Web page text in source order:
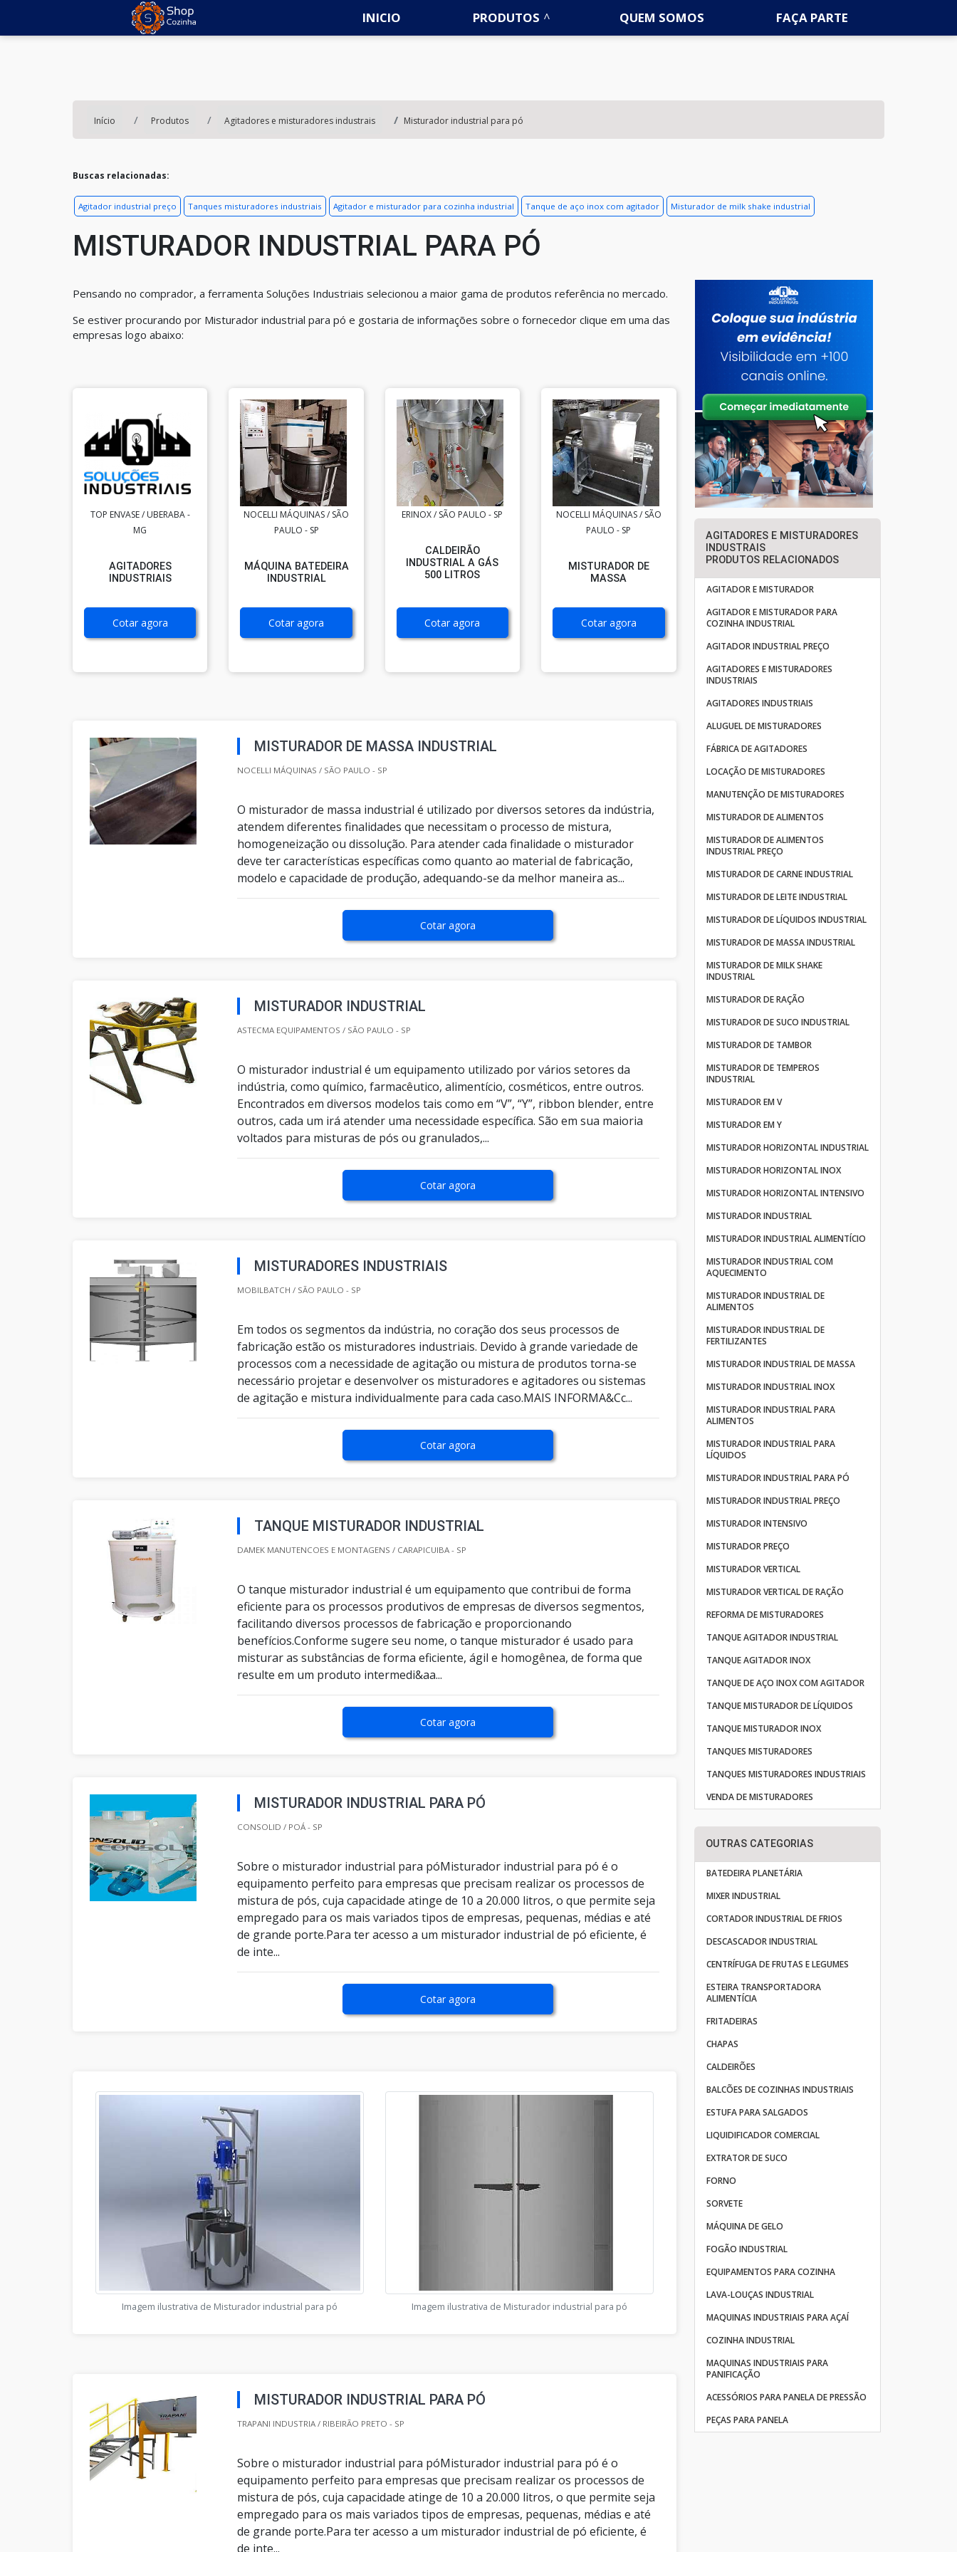
INICIO PRODUTOS QUEM SOMOS FAÇA PARTE
Início Produtos Agitadores e misturadores industrais Misturador industrial para pó
Buscas relacionadas:
Agitador industrial preço Tanques misturadores industriais Agitador e misturador para cozinha industrial Tanque de aço inox com agitador Misturador de milk shake industrial
MISTURADOR INDUSTRIAL PARA PÓ
Pensando no comprador, a ferramenta Soluções Industriais selecionou a maior gama de produtos referência no mercado.
Se estiver procurando por Misturador industrial para pó e gostaria de informações sobre o fornecedor clique em uma das
empresas logo abaixo:
TOP ENVASE / UBERABA -
MG
AGITADORES
INDUSTRIAIS
Cotar agora
NOCELLI MÁQUINAS / SÃO
PAULO - SP
MÁQUINA BATEDEIRA
INDUSTRIAL
Cotar agora
ERINOX / SÃO PAULO - SP
CALDEIRÃO
INDUSTRIAL A GÁS
500 LITROS
Cotar agora
NOCELLI MÁQUINAS / SÃO
PAULO - SP
MISTURADOR DE
MASSA
Cotar agora
MISTURADOR DE MASSA INDUSTRIAL
NOCELLI MÁQUINAS / SÃO PAULO - SP
O misturador de massa industrial é utilizado por diversos setores da indústria,
atendem diferentes finalidades que necessitam o processo de mistura,
homogeneização ou dissolução. Para atender cada finalidade o misturador
deve ter características específicas como quanto ao material de fabricação,
modelo e capacidade de produção, adequando-se da melhor maneira as...
Cotar agora
MISTURADOR INDUSTRIAL
ASTECMA EQUIPAMENTOS / SÃO PAULO - SP
O misturador industrial é um equipamento utilizado por vários setores da
indústria, como químico, farmacêutico, alimentício, cosméticos, entre outros.
Encontrados em diversos modelos tais como em “V”, “Y”, ribbon blender, entre
outros, cada um irá atender uma necessidade específica. São em sua maioria
voltados para misturas de pós ou granulados,...
Cotar agora
MISTURADORES INDUSTRIAIS
MOBILBATCH / SÃO PAULO - SP
Em todos os segmentos da indústria, no coração dos seus processos de
fabricação estão os misturadores industriais. Devido à grande variedade de
processos com a necessidade de agitação ou mistura de produtos torna-se
necessário projetar e desenvolver os misturadores e agitadores ou sistemas
de agitação e mistura individualmente para cada caso.MAIS INFORMA&Cc...
Cotar agora
TANQUE MISTURADOR INDUSTRIAL
DAMEK MANUTENCOES E MONTAGENS / CARAPICUIBA - SP
O tanque misturador industrial é um equipamento que contribui de forma
eficiente para os processos produtivos de empresas de diversos segmentos,
facilitando diversos processos de fabricação e proporcionando
benefícios.Conforme sugere seu nome, o tanque misturador é usado para
misturar as substâncias de forma eficiente, ágil e homogênea, de forma que
resulte em um produto intermedi&aa...
Cotar agora
MISTURADOR INDUSTRIAL PARA PÓ
CONSOLID / POÁ - SP
Sobre o misturador industrial para póMisturador industrial para pó é o
equipamento perfeito para empresas que precisam realizar os processos de
mistura de pós, cuja capacidade atinge de 10 a 20.000 litros, o que permite seja
empregado para os mais variados tipos de empresas, pequenas, médias e até
de grande porte.Para ter acesso a um misturador industrial de pó eficiente, é
de inte...
Cotar agora
Imagem ilustrativa de Misturador industrial para pó Imagem ilustrativa de Misturador industrial para pó
MISTURADOR INDUSTRIAL PARA PÓ
TRAPANI INDUSTRIA / RIBEIRÃO PRETO - SP
Sobre o misturador industrial para póMisturador industrial para pó é o
equipamento perfeito para empresas que precisam realizar os processos de
mistura de pós, cuja capacidade atinge de 10 a 20.000 litros, o que permite seja
empregado para os mais variados tipos de empresas, pequenas, médias e até
de grande porte.Para ter acesso a um misturador industrial de pó eficiente, é
de inte...
AGITADORES E MISTURADORES
INDUSTRAIS
PRODUTOS RELACIONADOS
AGITADOR E MISTURADOR
AGITADOR E MISTURADOR PARA
COZINHA INDUSTRIAL
AGITADOR INDUSTRIAL PREÇO
AGITADORES E MISTURADORES
INDUSTRIAIS
AGITADORES INDUSTRIAIS
ALUGUEL DE MISTURADORES
FÁBRICA DE AGITADORES
LOCAÇÃO DE MISTURADORES
MANUTENÇÃO DE MISTURADORES
MISTURADOR DE ALIMENTOS
MISTURADOR DE ALIMENTOS
INDUSTRIAL PREÇO
MISTURADOR DE CARNE INDUSTRIAL
MISTURADOR DE LEITE INDUSTRIAL
MISTURADOR DE LÍQUIDOS INDUSTRIAL
MISTURADOR DE MASSA INDUSTRIAL
MISTURADOR DE MILK SHAKE
INDUSTRIAL
MISTURADOR DE RAÇÃO
MISTURADOR DE SUCO INDUSTRIAL
MISTURADOR DE TAMBOR
MISTURADOR DE TEMPEROS
INDUSTRIAL
MISTURADOR EM V
MISTURADOR EM Y
MISTURADOR HORIZONTAL INDUSTRIAL
MISTURADOR HORIZONTAL INOX
MISTURADOR HORIZONTAL INTENSIVO
MISTURADOR INDUSTRIAL
MISTURADOR INDUSTRIAL ALIMENTÍCIO
MISTURADOR INDUSTRIAL COM
AQUECIMENTO
MISTURADOR INDUSTRIAL DE
ALIMENTOS
MISTURADOR INDUSTRIAL DE
FERTILIZANTES
MISTURADOR INDUSTRIAL DE MASSA
MISTURADOR INDUSTRIAL INOX
MISTURADOR INDUSTRIAL PARA
ALIMENTOS
MISTURADOR INDUSTRIAL PARA
LÍQUIDOS
MISTURADOR INDUSTRIAL PARA PÓ
MISTURADOR INDUSTRIAL PREÇO
MISTURADOR INTENSIVO
MISTURADOR PREÇO
MISTURADOR VERTICAL
MISTURADOR VERTICAL DE RAÇÃO
REFORMA DE MISTURADORES
TANQUE AGITADOR INDUSTRIAL
TANQUE AGITADOR INOX
TANQUE DE AÇO INOX COM AGITADOR
TANQUE MISTURADOR DE LÍQUIDOS
TANQUE MISTURADOR INOX
TANQUES MISTURADORES
TANQUES MISTURADORES INDUSTRIAIS
VENDA DE MISTURADORES
OUTRAS CATEGORIAS
BATEDEIRA PLANETÁRIA
MIXER INDUSTRIAL
CORTADOR INDUSTRIAL DE FRIOS
DESCASCADOR INDUSTRIAL
CENTRÍFUGA DE FRUTAS E LEGUMES
ESTEIRA TRANSPORTADORA
ALIMENTÍCIA
FRITADEIRAS
CHAPAS
CALDEIRÕES
BALCÕES DE COZINHAS INDUSTRIAIS
ESTUFA PARA SALGADOS
LIQUIDIFICADOR COMERCIAL
EXTRATOR DE SUCO
FORNO
SORVETE
MÁQUINA DE GELO
FOGÃO INDUSTRIAL
EQUIPAMENTOS PARA COZINHA
LAVA-LOUÇAS INDUSTRIAL
MAQUINAS INDUSTRIAIS PARA AÇAÍ
COZINHA INDUSTRIAL
MAQUINAS INDUSTRIAIS PARA
PANIFICAÇÃO
ACESSÓRIOS PARA PANELA DE PRESSÃO
PEÇAS PARA PANELA